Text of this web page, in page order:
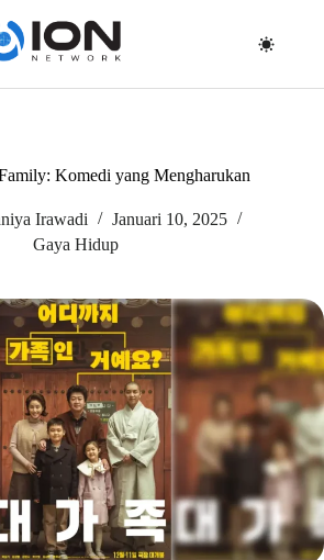
Komedi yang Mengharukan
Irawadi
Januari 10, 2025
Gaya Hidup